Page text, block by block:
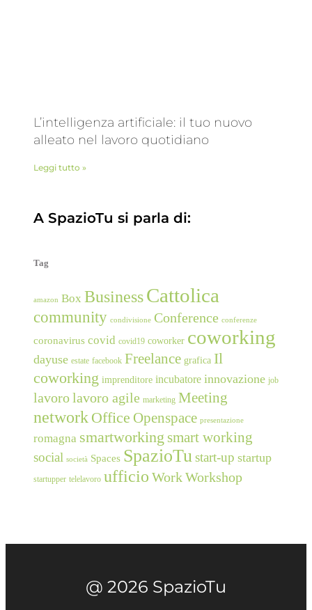
L’intelligenza artificiale: il tuo nuovo
alleato nel lavoro quotidiano
Leggi tutto »
A SpazioTu si parla di:
Tag
amazon Box BusinessCattolica
community condivisione Conference conferenze
coronavirus covid covid19 coworker coworking
dayuse estate facebook Freelance grafica Il
coworking imprenditore incubatore innovazione job
lavorolavoro agile marketing Meeting
network Office Openspace presentazione
romagna smartworking smart working
social società Spaces SpazioTustart-up startup
startupper telelavoro ufficio WorkWorkshop
@ 2026 SpazioTu